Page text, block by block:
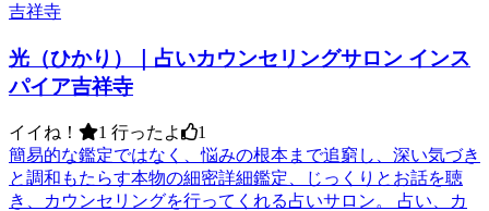
光（ひかり）｜占いカウンセリングサロン インス
パイア吉祥寺
イイね！ 1 行ったよ
1
簡易的な鑑定ではなく、悩みの根本まで追窮し、深い気づき
と調和もたらす本物の細密詳細鑑定、じっくりとお話を聴
き、カウンセリングを行ってくれる占いサロン。 占い、カ